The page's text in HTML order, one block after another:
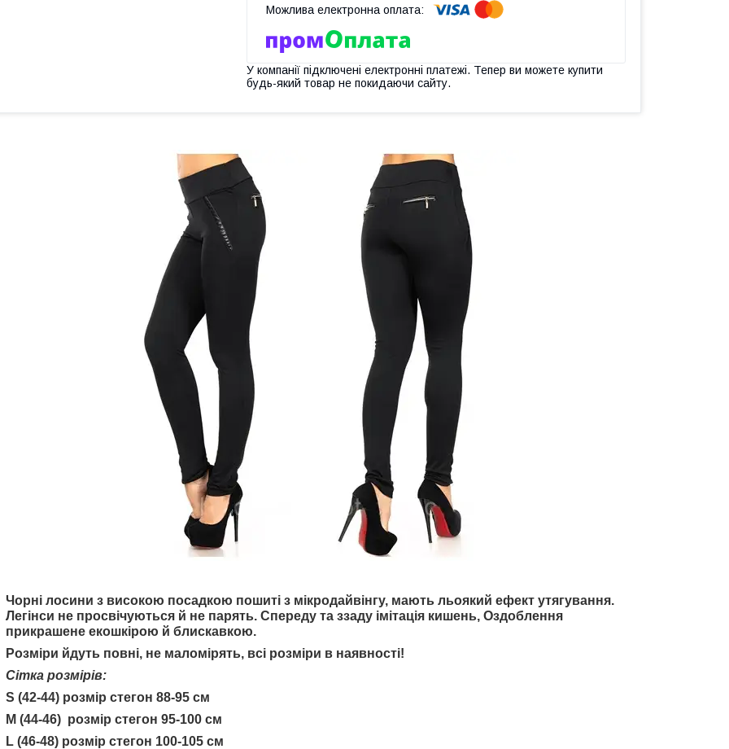
У компанії підключені електронні платежі. Тепер ви можете купити
будь-який товар не покидаючи сайту.
Чорні лосини з високою посадкою пошиті з мікродайвінгу, мають льоякий ефект утягування.
Легінси не просвічуються й не парять. Спереду та ззаду імітація кишень, Оздоблення
прикрашене екошкірою й блискавкою.
Розміри йдуть повні, не маломірять, всі розміри в наявності!
Сітка розмірів:
S (42-44) розмір стегон 88-95 см
M (44-46) розмір стегон 95-100 см
L (46-48) розмір стегон 100-105 см